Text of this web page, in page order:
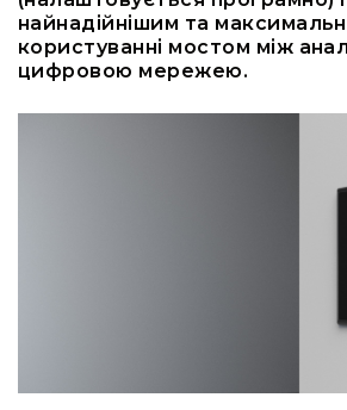
Аксесуари
та
Мікрофони
найнадійнішим та
користуванні мостом між
цифровою мережею.